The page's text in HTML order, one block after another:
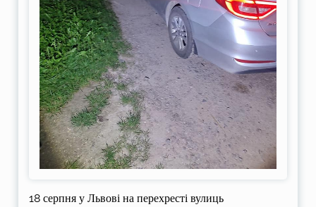
18 серпня у Львові на перехресті вулиць